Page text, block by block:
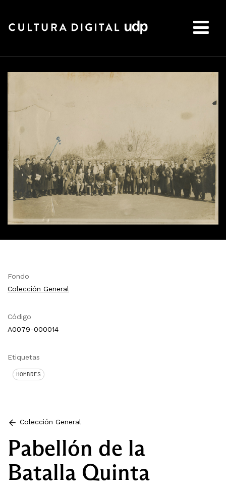
Fondo
Colección General
Código
A0079-000014
Etiquetas
HOMBRES
Colección General
Pabellón de la
Batalla Quinta